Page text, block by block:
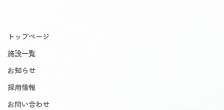
トップページ
施設一覧
お知らせ
採用情報
お問い合わせ